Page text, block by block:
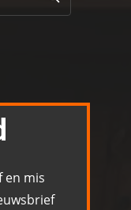
en mis